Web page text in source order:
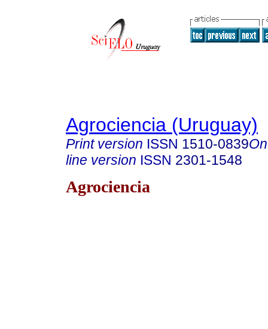
Agrociencia (Uruguay)
Print version ISSN 1510-0839
line version ISSN 2301-1548
Agrociencia